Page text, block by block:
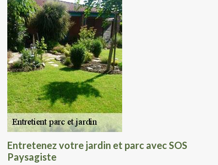
Entretenez votre jardin et parc avec SOS
Paysagiste